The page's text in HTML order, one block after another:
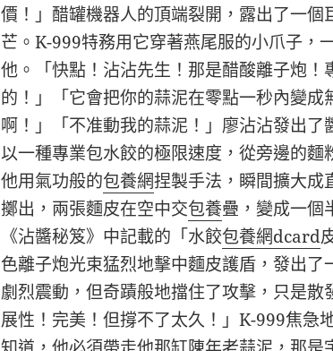
價！」醋罐機器人的頂端裂開，露出了一
芒。K-999特務用它穿著燕尾服的小爪子，
他。「快點！沾沾先生！那是醋酸離子炮！
的！」「它會把你的蒜泥在零點一秒內變
啊！」「不准動我的蒜泥！」廖沾沾發出
以一種專業包水餃的極限速度，從旁邊的
他用氣功般的包養網捏製手法，瞬間擴大成
擲出，兩張麵皮在空中交包養疊，變成一個
《沾醬秘笈》中記載的「水餃包養網dcard
色離子炮光束猛烈地擊中麵皮護盾，發出
劇烈震動，但奇蹟般地擋住了攻擊，只是
展性！完美！但撐不了太久！」K-999焦急